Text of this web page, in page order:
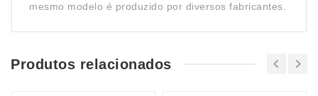
mesmo modelo é produzido por diversos fabricantes.
Produtos relacionados